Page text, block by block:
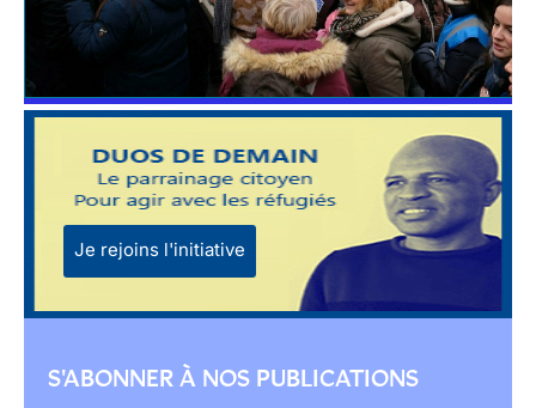
Je rejoins l'initiative
S'ABONNER À NOS PUBLICATIONS